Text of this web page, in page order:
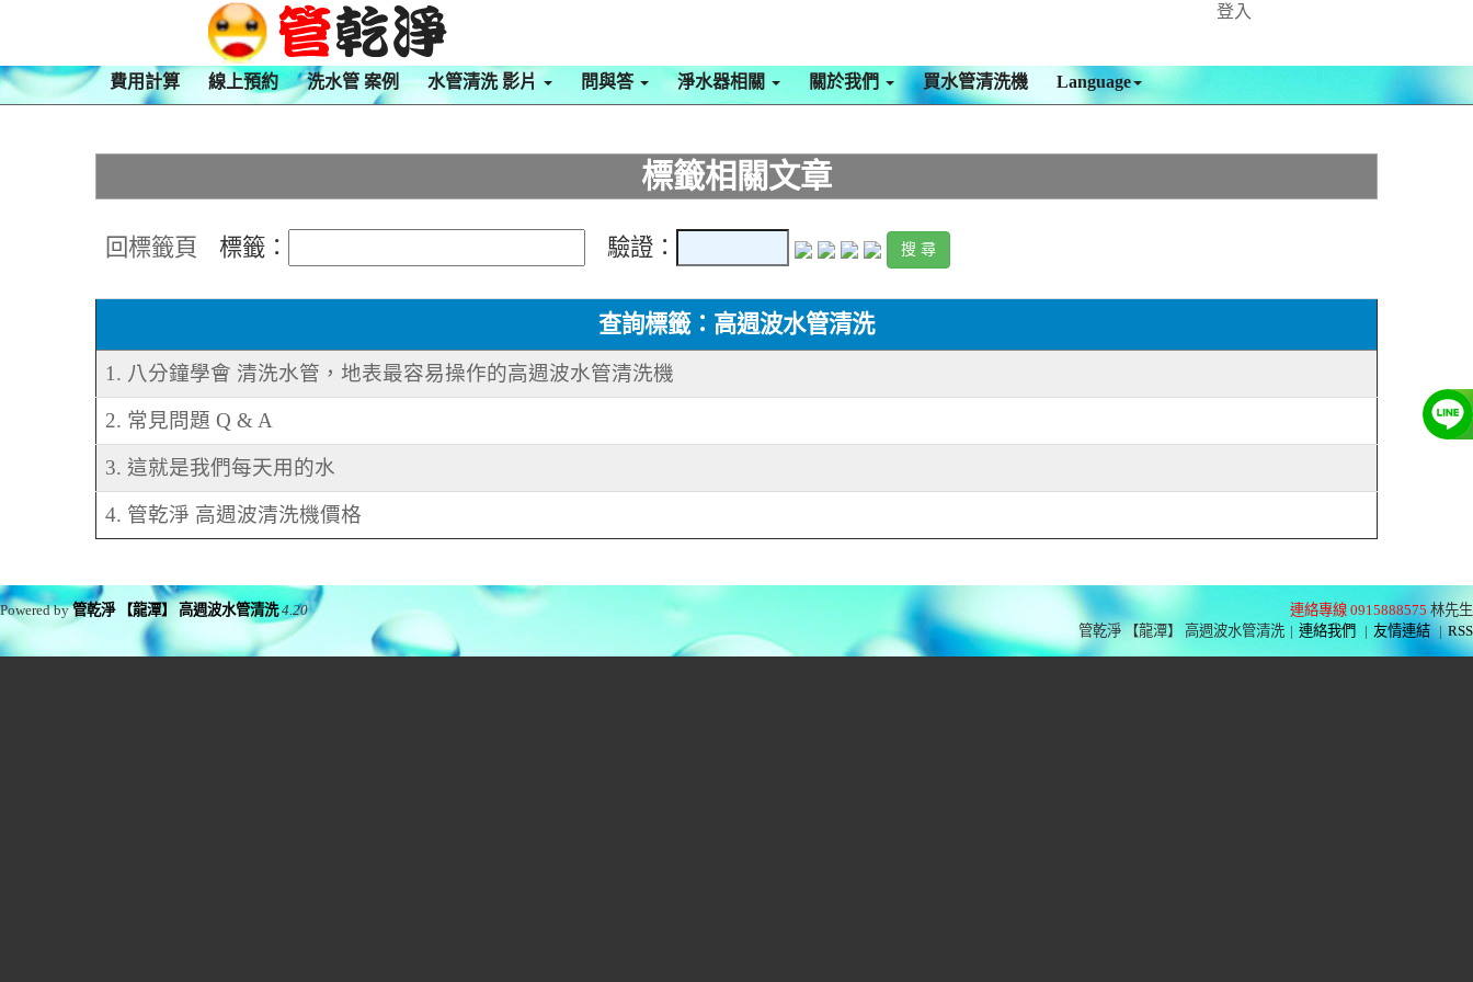
登入
費用計算 線上預約 洗水管 案例 水管清洗 影片 問與答 淨水器相關 關於我們 買水管清洗機 Language
標籤相關文章
回標籤頁 標籤： 驗證：
查詢標籤：高週波水管清洗
1. 八分鐘學會 清洗水管，地表最容易操作的高週波水管清洗機
2. 常見問題 Q & A
3. 這就是我們每天用的水
4. 管乾淨 高週波清洗機價格
連絡專線 0915888575 林先生
管乾淨 【龍潭】 高週波水管清洗 | 連絡我們 | 友情連結 | RSS
Powered by管乾淨 【龍潭】 高週波水管清洗 4.20